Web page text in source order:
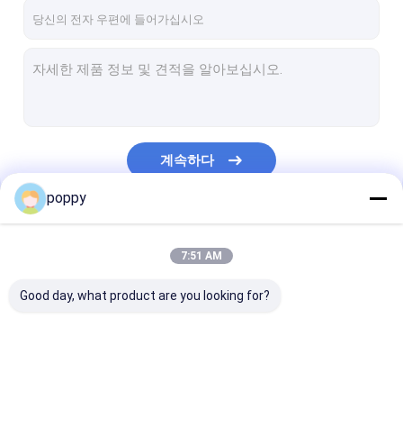
스테인리스 감속 기
위조된 파이프 피팅
스테인레스 강은 완벽한 파이프
계속하다
poppy
7:51 AM
Good day, what product are you looking for?